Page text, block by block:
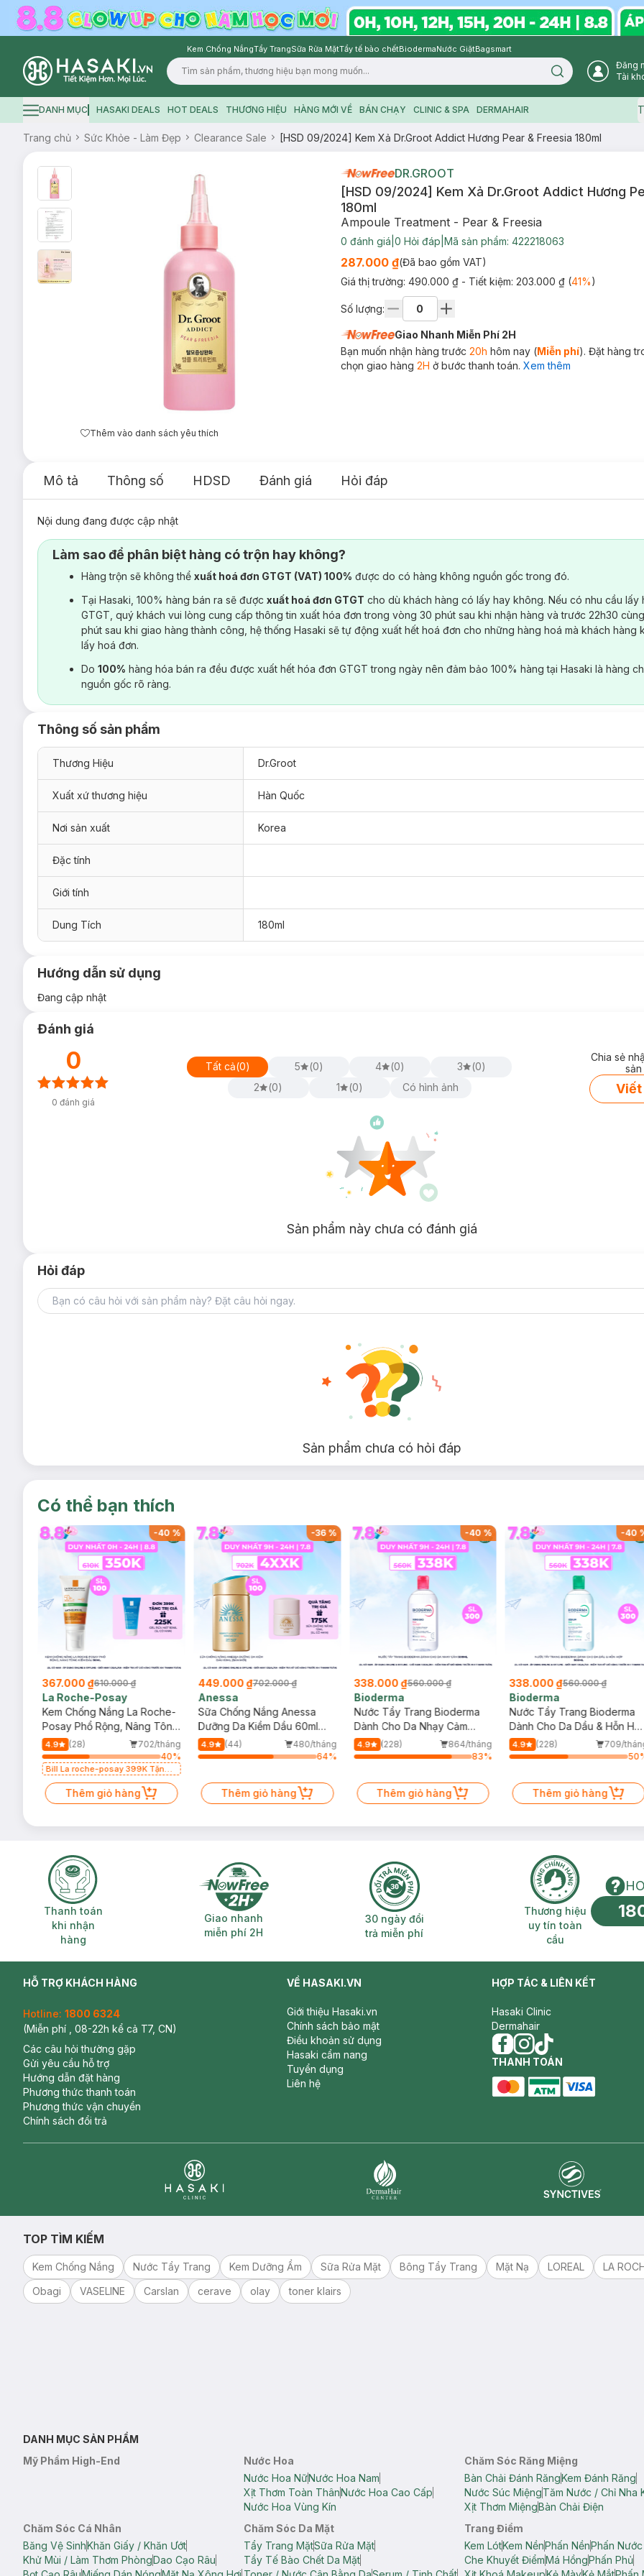
Kem Chống NắngTẩy TrangSữa Rửa MặtTẩy tế bào chếtBiodermaNước GiặtBagsmart
Logo
Search icon
Đăng
Tài
Hamburger icon
DANH MỤC HASAKI DEALS HOT DEALS THƯƠNG HIỆU HÀNG MỚI VỀ BÁN CHẠY CLINIC & SPA DERMAHAIR
Trang chủ Sức Khỏe - Làm Đẹp Clearance Sale [HSD 09/2024] Kem Xả Dr.Groot Addict Hương Pear & Freesia 180ml
Thêm vào danh sách yêu thích
DR.GROOT
[HSD 09/2024] Kem Xả Dr.Groot Addict Hương
180ml
Ampoule Treatment - Pear & Freesia
0 đánh giá 0 Hỏi đáp Mã sản phẩm: 422218063
287.000 ₫(Đã bao gồm VAT)
Giá thị trường: 490.000 ₫ - Tiết kiệm: 203.000 ₫(41%)
Số lượng:
Giao Nhanh Miễn Phí 2H
Bạn muốn nhận hàng trước 20h hôm nay (Miễn phí). Đặt hàng
chọn giao hàng 2H ở bước thanh toán. Xem thêm
Mô tả Thông số HDSD Đánh giá Hỏi đáp
Nội dung đang được cập nhật
Làm sao để phân biệt hàng có trộn hay không?
Hàng trộn sẽ không thể xuất hoá đơn GTGT (VAT) 100% được do có hàng không nguồn gốc trong đó.
Tại Hasaki, 100% hàng bán ra sẽ được xuất hoá đơn GTGT cho dù khách hàng có lấy hay không. Nếu có nhu cầu lấy
GTGT, quý khách vui lòng cung cấp thông tin xuất hóa đơn trong vòng 30 phút sau khi nhận hàng và trước 22h30
phút sau khi giao hàng thành công, hệ thống Hasaki sẽ tự động xuất hết hoá đơn cho những hàng hoá mà khách hàng
lấy hoá đơn.
Do 100% hàng hóa bán ra đều được xuất hết hóa đơn GTGT trong ngày nên đảm bảo 100% hàng tại Hasaki là hàng
nguồn gốc rõ ràng.
Thông số sản phẩm
Thương Hiệu Dr.Groot
Xuất xứ thương hiệu Hàn Quốc
Nơi sản xuất Korea
Đặc tính
Giới tính
Dung Tích 180ml
Hướng dẫn sử dụng
Đang cập nhật
Đánh giá
0
0 đánh giá
Tất cả(0) 5 (0) 4 (0) 3 (0)
2
(0) 1 (0) Có hình ảnh
Chia sẻ
Viết
Sản phẩm này chưa có đánh giá
Hỏi đáp
Sản phẩm chưa có hỏi đáp
Có thể bạn thích
-40 %
367.000 ₫610.000 ₫
La Roche-Posay
Kem Chống Nắng La Roche-
Posay Phổ Rộng, Nâng Tông
Kiềm Dầu 50ml
4.9 (28)
702/tháng
40%
Bill La roche-posay 399K Tặng
Gel rửa mặt da dầu nhạy cảm
50ml (SL có hạn)
Thêm giỏ hàng
-36%
449.000 ₫702.000 ₫
Anessa
Sữa Chống Nắng Anessa
Dưỡng Da Kiềm Dầu 60ml
(Bản Mới)
4.9 (44)
480/tháng
64%
Thêm giỏ hàng
-40 %
338.000 ₫560.000 ₫
Bioderma
Nước Tẩy Trang Bioderma
Dành Cho Da Nhạy Cảm
500ml
4.9 (228)
864/tháng
83%
Thêm giỏ hàng
-40
338.000 ₫560.000 ₫
Bioderma
Nước Tẩy Trang Bioderma
Dành Cho Da Dầu & Hỗn Hợp
500ml
4.9 (228)
709/
50
Thêm giỏ hàng
Thanh toán khi nhận hàng
Thanh toán
khi nhận
hàng
Giao nhanh miễn phí 2H
Giao nhanh
miễn phí 2H
30 ngày đổi trả miễn phí
30 ngày đổi
trả miễn phí
Thương hiệu uy
Thương hiệu
uy tín toàn
cầu
HỖ TRỢ KHÁCH HÀNG
Hotline: 1800 6324
(Miễn phí , 08-22h kể cả T7, CN)
Các câu hỏi thường gặp
Gửi yêu cầu hỗ trợ
Hướng dẫn đặt hàng
Phương thức thanh toán
Phương thức vận chuyển
Chính sách đổi trả
VỀ HASAKI.VN
Giới thiệu Hasaki.vn
Chính sách bảo mật
Điều khoản sử dụng
Hasaki cẩm nang
Tuyển dụng
Liên hệ
HỢP TÁC & LIÊN KẾT
Hasaki Clinic
Dermahair
facebook
instagram
tiktok
THANH TOÁN
TOP TÌM KIẾM
Kem Chống Nắng Nước Tẩy Trang Kem Dưỡng Ẩm Sữa Rửa Mặt Bông Tẩy Trang Mặt Nạ LOREAL LA
Obagi
VASELINE Carslan cerave olay toner klairs
DANH MỤC SẢN PHẨM
Mỹ Phẩm High-End
Nước Hoa
Nước Hoa NữNước Hoa Nam
Xịt Thơm Toàn ThânNước Hoa Cao Cấp
Nước Hoa Vùng Kín
Chăm Sóc Răng Miệng
Bàn Chải Đánh RăngKem Đánh Răng
Nước Súc MiệngTăm Nước / Chỉ Nha
Xịt Thơm MiệngBàn Chải Điện
Chăm Sóc Cá Nhân
Băng Vệ SinhKhăn Giấy / Khăn Ướt
Khử Mùi / Làm Thơm PhòngDao Cạo Râu
Chăm Sóc Da Mặt
Tẩy Trang MặtSữa Rửa Mặt
Tẩy Tế Bào Chết Da Mặt
Trang Điểm
Kem LótKem NềnPhấn NềnPhấn
Che Khuyết ĐiểmMá HồngPhấn Phủ